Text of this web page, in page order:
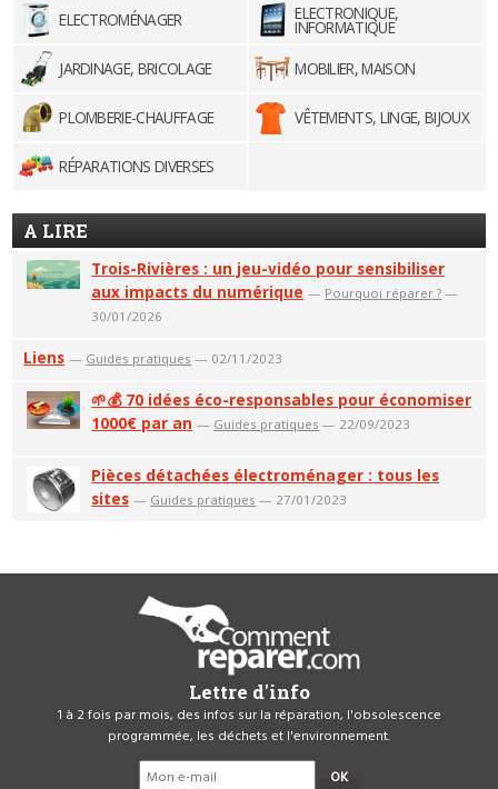
ELECTROMÉNAGER ELECTRONIQUE,
INFORMATIQUE
JARDINAGE, BRICOLAGE
MOBILIER, MAISON
PLOMBERIE-CHAUFFAGE VÊTEMENTS, LINGE, BIJOUX
RÉPARATIONS DIVERSES
A LIRE
Trois-Rivières : un jeu-vidéo pour sensibiliser
aux impacts du numérique — Pourquoi réparer ? —
30/01/2026
Liens — Guides pratiques — 02/11/2023
🌱💰 70 idées éco-responsables pour économiser
1000€ par an — Guides pratiques — 22/09/2023
Pièces détachées électroménager : tous les
sites — Guides pratiques — 27/01/2023
Lettre d'info
1 à 2 fois par mois, des infos sur la réparation, l'obsolescence
programmée, les déchets et l'environnement.
OK